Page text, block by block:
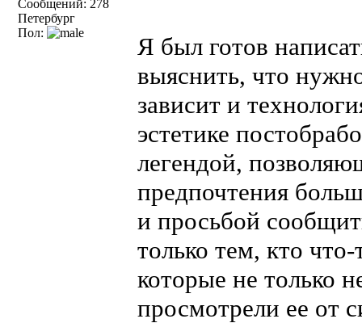
Сообщений: 278
Петербург
Пол:
Я был готов
выяснить, что
зависит и
эстетике
легендой,
предпочтения
и просьбой
только тем, кто
которые не только
просмотрели ее от